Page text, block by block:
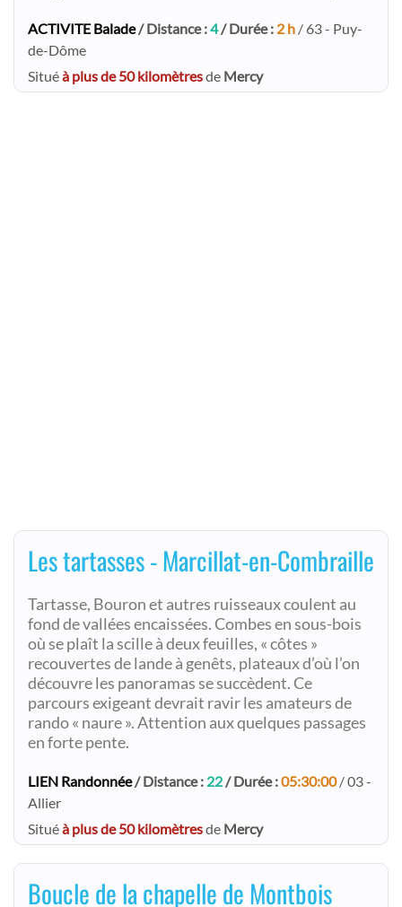
ACTIVITE Balade/ Distance :4/ Durée : 2 h / 63 - Puy-
de-Dôme
Situéà plus de 50 kilomètresde Mercy
Les tartasses - Marcillat-en-Combraille
Tartasse, Bouron et autres ruisseaux coulent au
fond de vallées encaissées. Combes en sous-bois
où se plaît la scille à deux feuilles, « côtes »
recouvertes de lande à genêts, plateaux d’où l’on
découvre les panoramas se succèdent. Ce
parcours exigeant devrait ravir les amateurs de
rando « naure ». Attention aux quelques passages
en forte pente.
LIEN Randonnée/ Distance : 22/ Durée :05:30:00/ 03 -
Allier
Situéà plus de 50 kilomètresde Mercy
Boucle de la chapelle de Montbois